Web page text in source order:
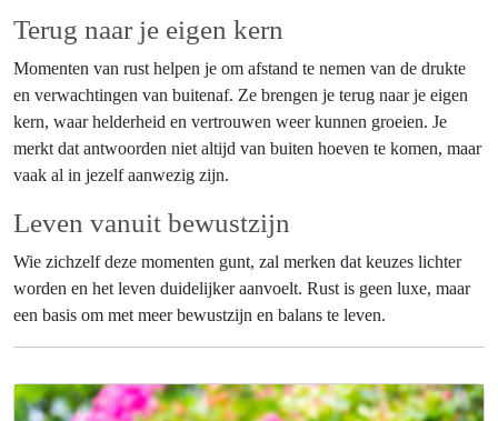
Terug naar je eigen kern
Momenten van rust helpen je om afstand te nemen van de drukte
en verwachtingen van buitenaf. Ze brengen je terug naar je eigen
kern, waar helderheid en vertrouwen weer kunnen groeien. Je
merkt dat antwoorden niet altijd van buiten hoeven te komen, maar
vaak al in jezelf aanwezig zijn.
Leven vanuit bewustzijn
Wie zichzelf deze momenten gunt, zal merken dat keuzes lichter
worden en het leven duidelijker aanvoelt. Rust is geen luxe, maar
een basis om met meer bewustzijn en balans te leven.